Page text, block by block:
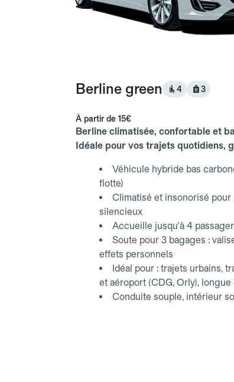
Berline green 4 3
À partir de 15€
Berline climatisée, confortable et
Idéale pour vos trajets quotidiens,
Véhicule hybride bas
flotte)
Climatisé et insonorisé pour
silencieux
Accueille jusqu'à 4
Soute pour 3 bagages :
effets personnels
Idéal pour : trajets urbains,
et aéroport (CDG, Orly), longue
Conduite souple, intérieur